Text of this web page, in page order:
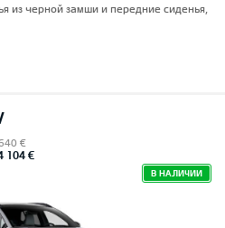
из черной замши и передние сиденья,
€
104 €
В НАЛИЧИИ